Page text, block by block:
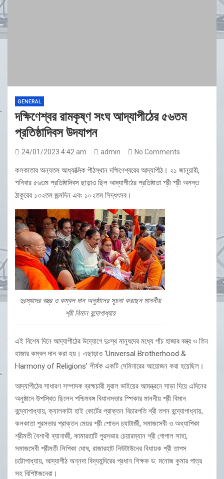
GENERAL
দক্ষিণেশ্বর রামকৃষ্ণ সংঘ আদ্যাপীঠের ৫৬তম
প্রতিষ্ঠাদিবস উদযাপন
24/01/2023 4:42 am admin No Comments
কলকাতার অন্যতম আধ্যাত্মিক পীঠস্থান দক্ষিণেশ্বরের আদ্যাপীঠ। ২১ জানুয়ারী,
শনিবার ৫৬তম প্রতিষ্ঠাদিবস ছাড়াও ছিল আদ্যাপীঠের প্রতিষ্ঠাতা শ্রী শ্রী অনন্ত
ঠাকুরের ১৩২তম জন্মদিন এবং ১০২তম সিদ্ধৎসব।
দুঃস্থদের বস্ত্র ও কম্বল দান অনুষ্ঠানের সূচনা করছেন মাননীয়
শ্রী বিমান বন্দোপাধ্যায়
এই বিশেষ দিনে আদ্যাপীঠের উদ্যোগে দুঃস্থ মানুষদের মধ্যে পাঁচ হাজার বস্ত্র ও তিন
হাজার কম্বল দান করা হয়। এছাড়াও ‘Universal Brotherhood &
Harmony of Religions’ শীর্ষক একটি সেমিনারের আয়োজন করা হয়েছিল।
আদ্যাপীঠের সাধারণ সম্পাদক ব্রহ্মচারী মুরাল ভাইয়ের আমন্ত্রনে সাড়া দিয়ে এদিনের
অনুষ্ঠানে উপস্থিত ছিলেন পশ্চিমবঙ্গ বিধানসভার স্পিকার মাননীয় শ্রী বিমান
বন্দ্যোপাধ্যায়, ক্যালকাটা হাই কোর্টের প্রাক্তন বিচারপতি শ্রী তপন বন্দ্যোপাধ্যায়,
কলকাতা পুরসভার প্রাক্তন মেয়র শ্রী শোভন চ্যাটার্জী, সমাজসেবী ও অধ্যাপিকা
শ্রীমতী বৈশাখী ব্যানার্জী, কামারহাটি পুরসভার চেয়ারম্যান শ্রী গোপাল সাহা,
সমাজসেবী শ্রীমতী লিপিকা ঘোষ, রাজারহাট নিউটাউনের বিধায়ক শ্রী তাপস
চট্টোপাধ্যায়, আদ্যাপীঠ অন্নদা বিদ্যমন্দিরের প্রধান শিক্ষক ড: মনোজ কুমার পাত্র
সহ বিশিষ্টজনেরা।